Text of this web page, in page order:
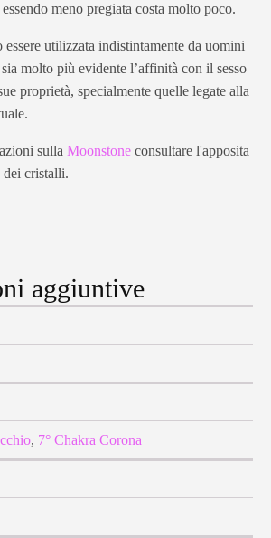
meno pregiata costa molto poco.
utilizzata indistintamente da uomini
molto più evidente l’affinità con il sesso
proprietà, specialmente quelle legate alla
sulla Moonstone consultare l'apposita
dei cristalli.
aggiuntive
, 7° Chakra Corona